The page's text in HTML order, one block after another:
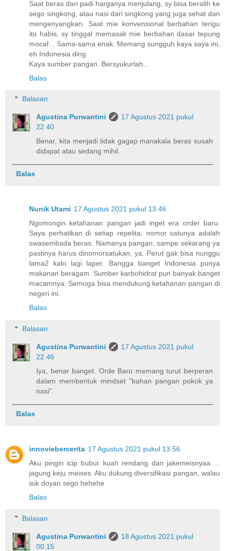
Saat beras dari padi harganya menjulang, sy bisa beralih ke
sego singkong, atau nasi dari singkong yang juga sehat dan
mengenyangkan. Saat mie konvensional berbahan terigu
itu habis, sy tinggal memasak mie berbahan dasar tepung
mocaf... Sama-sama enak. Memang sungguh kaya saya ini,
eh Indonesia ding
Kaya sumber pangan. Bersyukurlah...
Balas
Balasan
Agustina Purwantini
17 Agustus 2021 pukul
22.40
Benar, kita menjadi tidak gagap manakala beras susah
didapat atau sedang mihil.
Balas
Nunik Utami 17 Agustus 2021 pukul 13.46
Ngomongin ketahanan pangan jadi inget era order baru.
Saya perhatikan di setiap repelita, nomor satunya adalah
swasembada beras. Namanya pangan, sampe sekarang ya
pastinya harus dinomorsatukan, ya. Perut gak bisa nunggu
lama2 kalo lagi laper. Bangga banget Indonesia punya
makanan beragam. Sumber karbohidrat pun banyak banget
macamnya. Semoga bisa mendukung ketahanan pangan di
negeri ini.
Balas
Balasan
Agustina Purwantini
17 Agustus 2021 pukul
22.46
Iya, benar banget. Orde Baru memang turut berperan
dalam membentuk mindset "bahan pangan pokok ya
nasi".
Balas
innoviebercerita 17 Agustus 2021 pukul 13.56
Aku pingin icip bubur kuah rendang dan jakemeisnyaa ...
jagung keju meises. Aku dukung diversifikasi pangan, walau
isik doyan sego hehehe
Balas
Balasan
Agustina Purwantini
18 Agustus 2021 pukul
00.15